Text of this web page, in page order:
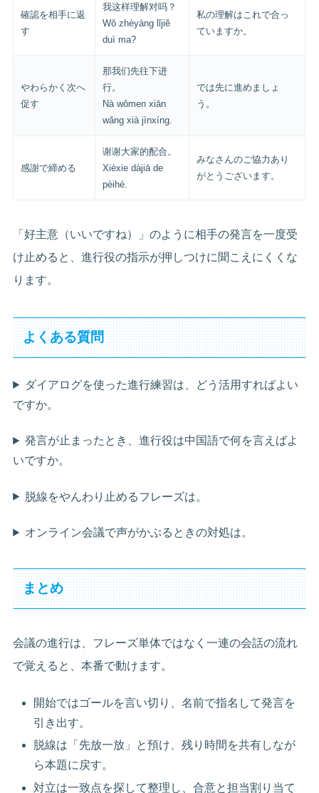
確認を相手に返
す
我这样理解对吗？
Wǒ zhèyàng lǐjiě
duì ma?
私の理解はこれで合っ
ていますか。
やわらかく次へ
促す
那我们先往下进
行。
Nà wǒmen xiān
wǎng xià jìnxíng.
では先に進めましょ
う。
感謝で締める
谢谢大家的配合。
Xièxie dàjiā de
pèihé.
みなさんのご協力あり
がとうございます。
「好主意（いいですね）」のように相手の発言を一度受
け止めると、進行役の指示が押しつけに聞こえにくくな
ります。
よくある質問
ダイアログを使った進行練習は、どう活用すればよい
ですか。
発言が止まったとき、進行役は中国語で何を言えばよ
いですか。
脱線をやんわり止めるフレーズは。
オンライン会議で声がかぶるときの対処は。
まとめ
会議の進行は、フレーズ単体ではなく一連の会話の流れ
で覚えると、本番で動けます。
開始ではゴールを言い切り、名前で指名して発言を
引き出す。
脱線は「先放一放」と預け、残り時間を共有しなが
ら本題に戻す。
対立は一致点を探して整理し、合意と担当割り当て